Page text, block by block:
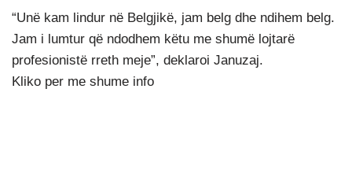
“Unë kam lindur në Belgjikë, jam belg dhe ndihem belg.
Jam i lumtur që ndodhem këtu me shumë lojtarë
profesionistë rreth meje”, deklaroi Januzaj.
Kliko per me shume info